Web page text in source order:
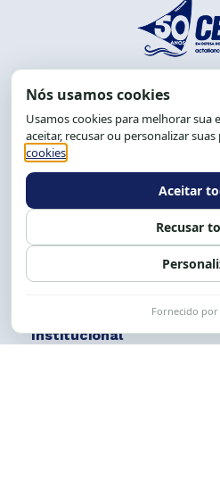
End.: R. da Graça,
CEP:
Salvador-BA,
Tel.: (71) 2104-5457, Cel.:
Expediente: 8h às
Siga nossas redes
Institucional